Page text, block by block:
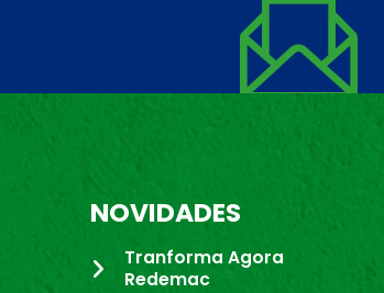
NOVIDADES
Tranforma Agora
Redemac